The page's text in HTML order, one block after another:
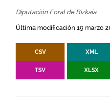
Diputación Foral de Bizkaia
Última modificación 19 marzo
CSV XML
TSV XLSX